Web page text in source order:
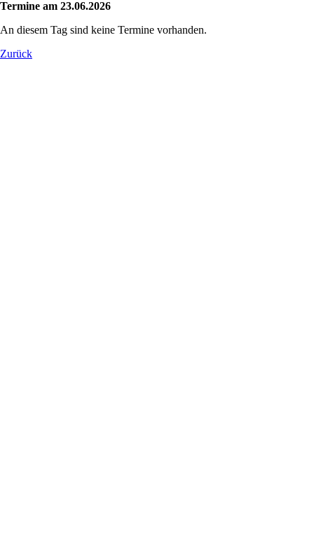
Termine am 23.06.2026
An diesem Tag sind keine Termine vorhanden.
Zurück